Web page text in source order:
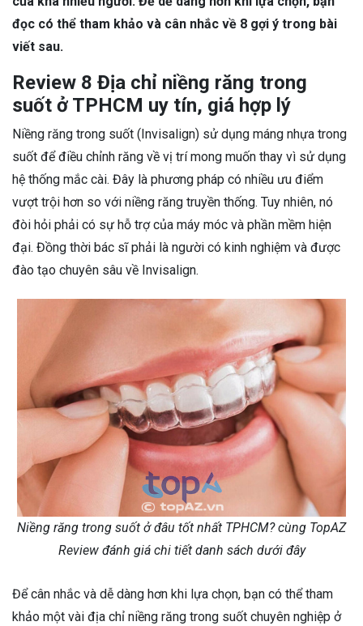
đọc có thể tham khảo và cân nhắc về 8 gợi ý trong bài
viết sau.
Review 8 Địa chỉ niềng răng trong
suốt ở TPHCM uy tín, giá hợp lý
Niềng răng trong suốt (Invisalign) sử dụng máng nhựa trong
suốt để điều chỉnh răng về vị trí mong muốn thay vì sử dụng
hệ thống mắc cài. Đây là phương pháp có nhiều ưu điểm
vượt trội hơn so với niềng răng truyền thống. Tuy nhiên, nó
đòi hỏi phải có sự hỗ trợ của máy móc và phần mềm hiện
đại. Đồng thời bác sĩ phải là người có kinh nghiệm và được
đào tạo chuyên sâu về Invisalign.
Niềng răng trong suốt ở đâu tốt nhất TPHCM? cùng TopAZ
Review đánh giá chi tiết danh sách dưới đây
Để cân nhắc và dễ dàng hơn khi lựa chọn, bạn có thể tham
khảo một vài địa chỉ niềng răng trong suốt chuyên nghiệp ở